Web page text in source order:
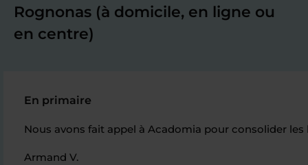
Rognonas (à domicile, en ligne ou
en centre)
En primaire
Nous avons fait appel à Acadomia pour consolider
Armand V.